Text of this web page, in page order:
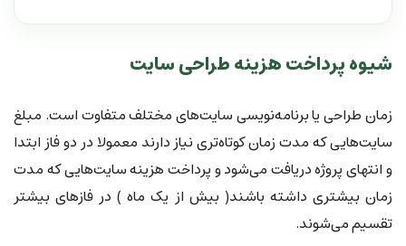
شیوه پرداخت هزینه طراحی سایت
زمان طراحی یا برنامه‌نویسی سایت‌های مختلف متفاوت است. مبلغ
سایت‌هایی که مدت زمان کوتاه‌تری نیاز دارند معمولا در دو فاز ابتدا
و انتهای پروژه دریافت می‌شود و پرداخت هزینه سایت‌هایی که مدت
زمان بیشتری داشته باشند( بیش از یک ماه ) در فازهای بیشتر
تقسیم می‌شوند.